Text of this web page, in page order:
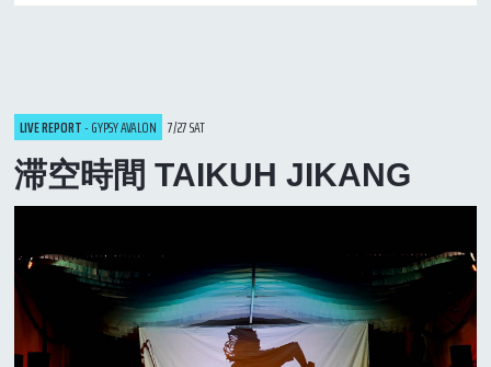
LIVE REPORT- GYPSY AVALON 7/27 SAT
滞空時間 TAIKUH JIKANG